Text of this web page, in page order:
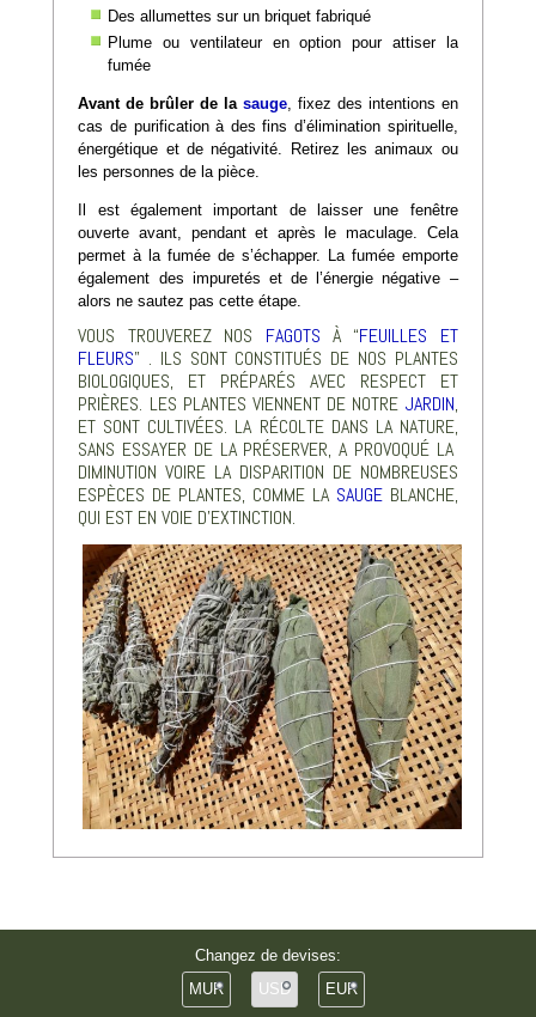
Des allumettes sur un briquet fabriqué
Plume ou ventilateur en option pour attiser la
fumée
Avant de brûler de la sauge, fixez des intentions en
cas de purification à des fins d’élimination spirituelle,
énergétique et de négativité. Retirez les animaux ou
les personnes de la pièce.
Il est également important de laisser une fenêtre
ouverte avant, pendant et après le maculage. Cela
permet à la fumée de s’échapper. La fumée emporte
également des impuretés et de l’énergie négative –
alors ne sautez pas cette étape.
VOUS TROUVEREZ NOS FAGOTS À “FEUILLES ET
FLEURS” . ILS SONT CONSTITUÉS DE NOS PLANTES
BIOLOGIQUES, ET PRÉPARÉS AVEC RESPECT ET
PRIÈRES. LES PLANTES VIENNENT DE NOTRE JARDIN,
ET SONT CULTIVÉES. LA RÉCOLTE DANS LA NATURE,
SANS ESSAYER DE LA PRÉSERVER, A PROVOQUÉ LA
DIMINUTION VOIRE LA DISPARITION DE NOMBREUSES
ESPÈCES DE PLANTES, COMME LA SAUGEBLANCHE,
QUI EST EN VOIE D’EXTINCTION.
Changez de devises:
MUR
USD EUR